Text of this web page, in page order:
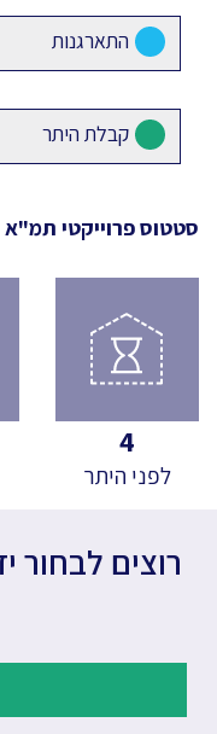
התארגנות
קבלת היתר
סטטוס פרוייקטי תמ"א
4
לפני היתר